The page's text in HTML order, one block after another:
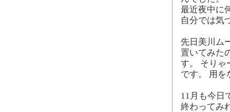
最近夜中に
自分では気
先日美川ム
置いてみた
す。 そりゃ
です。 用を
11月も今日
終わってみ